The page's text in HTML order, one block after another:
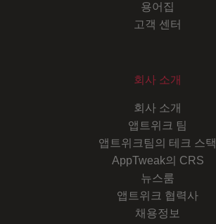
용어집
고객 센터
회사 소개
회사 소개
앱트위크 팀
앱트위크팀의 테크 스택
AppTweak의 CRS
뉴스룸
앱트위크 협력사
채용정보